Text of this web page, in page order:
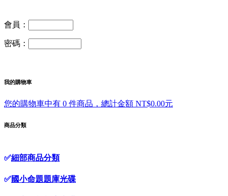
會員：
密碼：
我的購物車
您的購物車中有 0 件商品，總計金額 NT$0.00元
商品分類
✅細部商品分類
✅國小命題題庫光碟